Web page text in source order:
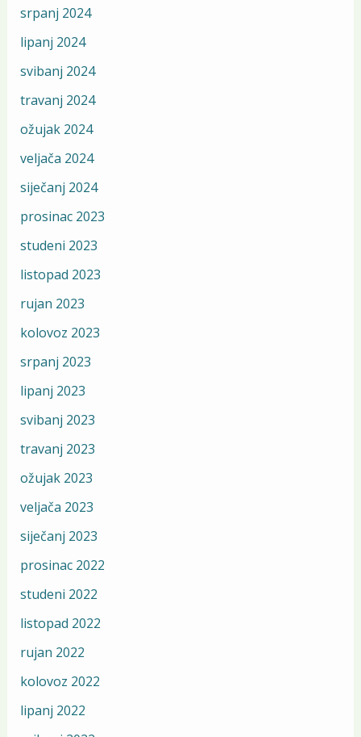
srpanj 2024
lipanj 2024
svibanj 2024
travanj 2024
ožujak 2024
veljača 2024
siječanj 2024
prosinac 2023
studeni 2023
listopad 2023
rujan 2023
kolovoz 2023
srpanj 2023
lipanj 2023
svibanj 2023
travanj 2023
ožujak 2023
veljača 2023
siječanj 2023
prosinac 2022
studeni 2022
listopad 2022
rujan 2022
kolovoz 2022
lipanj 2022